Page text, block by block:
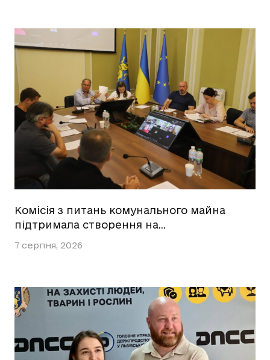
Комісія з питань комунального майна
підтримала створення на…
7 серпня, 2026